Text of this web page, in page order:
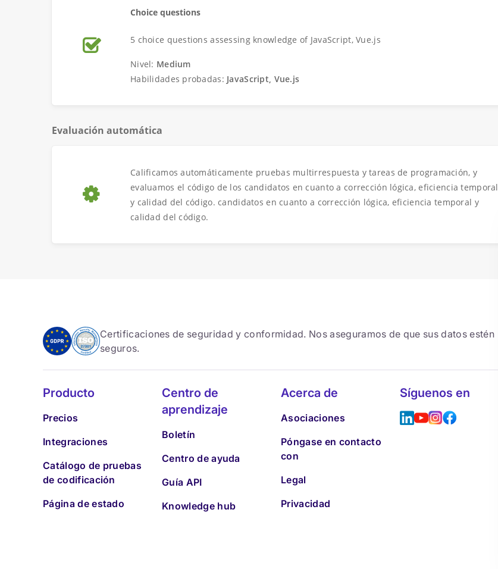
Choice questions
5 choice questions assessing knowledge of JavaScript, Vue.js
Nivel: Medium
Habilidades probadas: JavaScript, Vue.js
Evaluación automática
Calificamos automáticamente pruebas multirrespuesta y tareas de programación, y
evaluamos el código de los candidatos en cuanto a corrección lógica, eficiencia temporal
y calidad del código. candidatos en cuanto a corrección lógica, eficiencia temporal y
calidad del código.
Certificaciones de seguridad y conformidad. Nos aseguramos de que sus datos estén
seguros.
Producto
Precios
Integraciones
Catálogo de pruebas
de codificación
Página de estado
Centro de
aprendizaje
Boletín
Centro de ayuda
Guía API
Knowledge hub
Acerca de
Asociaciones
Póngase en contacto
con
Legal
Privacidad
Síguenos en